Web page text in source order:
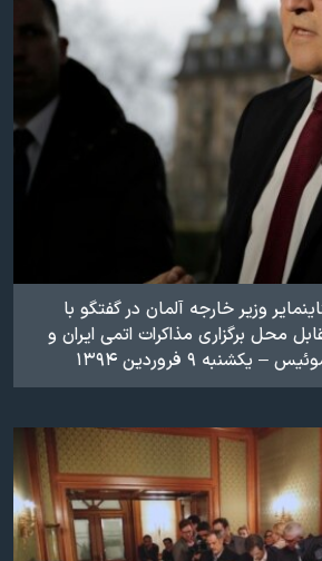
وزیر خارجه آلمان در گفتگو با
محل برگزاری مذاکرات اتمی ایران و